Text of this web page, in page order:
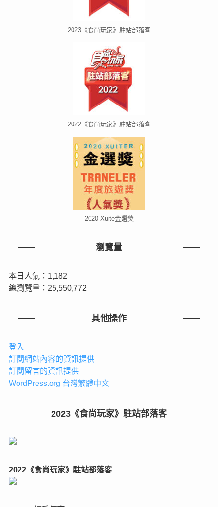
2023《食尚玩家》駐站部落客
2022《食尚玩家》駐站部落客
2020 Xuite金選獎
瀏覽量
本日人氣：1,182
總瀏覽量：25,550,772
其他操作
登入
訂閱網站內容的資訊提供
訂閱留言的資訊提供
WordPress.org 台灣繁體中文
2023《食尚玩家》駐站部落客
2022《食尚玩家》駐站部落客